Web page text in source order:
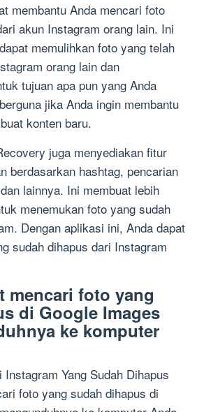
membantu Anda mencari foto
akun Instagram orang lain. Ini
memulihkan foto yang telah
orang lain dan
tujuan apa pun yang Anda
jika Anda ingin membantu
konten baru.
juga menyediakan fitur
berdasarkan hashtag, pencarian
lainnya. Ini membuat lebih
menemukan foto yang sudah
Dengan aplikasi ini, Anda dapat
sudah dihapus dari Instagram
mencari foto yang
di Google Images
ke komputer
Yang Sudah Dihapus
foto yang sudah dihapus di